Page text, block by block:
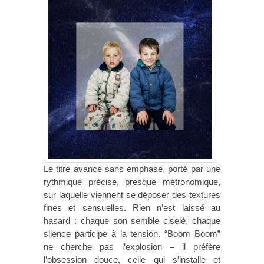
Le titre avance sans emphase, porté par une
rythmique précise, presque métronomique,
sur laquelle viennent se déposer des textures
fines et sensuelles. Rien n’est laissé au
hasard : chaque son semble ciselé, chaque
silence participe à la tension. “Boom Boom”
ne cherche pas l’explosion – il préfère
l’obsession douce, celle qui s’installe et